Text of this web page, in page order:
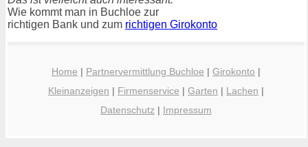
Wie kommt man in Buchloe zur
richtigen Bank und zum richtigen Girokonto
Home | Partnervermittlung Buchloe | Girokonto |
Kleinanzeigen | Firmenservice | Garten | Lachen |
Datenschutz | Impressum